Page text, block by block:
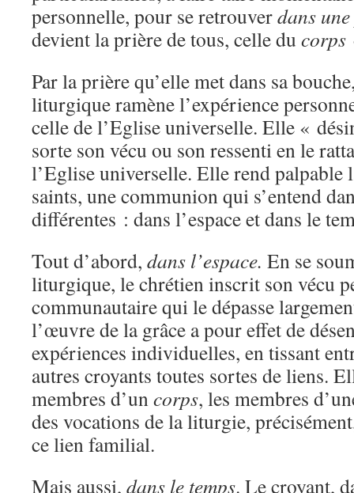
personnelle, pour se retrouverdans
devient la prière de tous, celle du corps
Par la prière qu’elle met dans sa
liturgique ramène l’expérience
celle de l’Eglise universelle. Elle «
sorte son vécu ou son ressenti en le
l’Eglise universelle. Elle rend palpable
saints, une communion qui s’entend
différentes : dans l’espace et dans le
Tout d’abord, dans l’espace. En se
liturgique, le chrétien inscrit son vécu
communautaire qui le dépasse
l’œuvre de la grâce a pour effet de
expériences individuelles, en tissant
autres croyants toutes sortes de liens.
membres d’uncorps, les membres
des vocations de la liturgie,
ce lien familial.
Mais aussi, dans le temps. Le croyant,